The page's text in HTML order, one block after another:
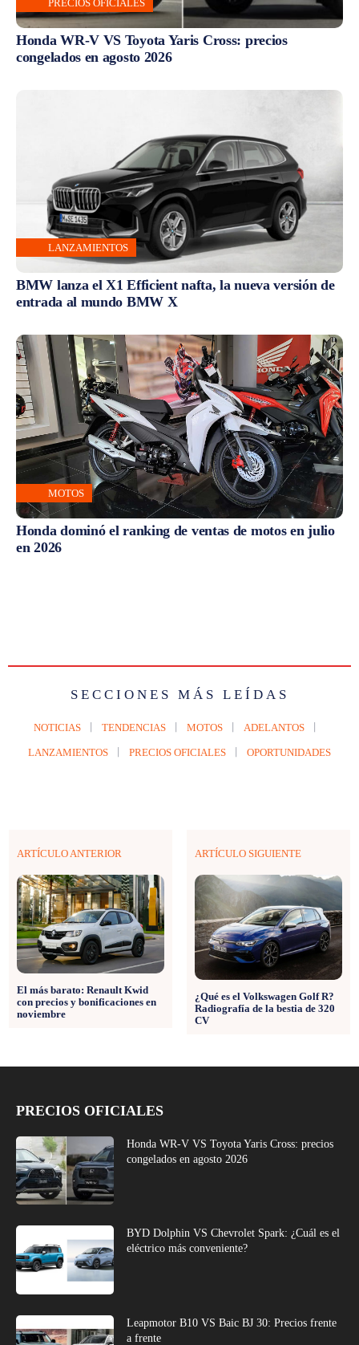
PRECIOS OFICIALES
Honda WR-V VS Toyota Yaris Cross: precios
congelados en agosto 2026
LANZAMIENTOS
BMW lanza el X1 Efficient nafta, la nueva versión de
entrada al mundo BMW X
MOTOS
Honda dominó el ranking de ventas de motos en julio
en 2026
SECCIONES MÁS LEÍDAS
NOTICIAS TENDENCIAS MOTOS ADELANTOS
LANZAMIENTOS PRECIOS OFICIALES OPORTUNIDADES
ARTÍCULO ANTERIOR
El más barato: Renault Kwid
con precios y bonificaciones en
noviembre
ARTÍCULO SIGUIENTE
¿Qué es el Volkswagen Golf R?
Radiografía de la bestia de 320
CV
PRECIOS OFICIALES
Honda WR-V VS Toyota Yaris Cross: precios
congelados en agosto 2026
BYD Dolphin VS Chevrolet Spark: ¿Cuál es el
eléctrico más conveniente?
Leapmotor B10 VS Baic BJ 30: Precios frente
a frente